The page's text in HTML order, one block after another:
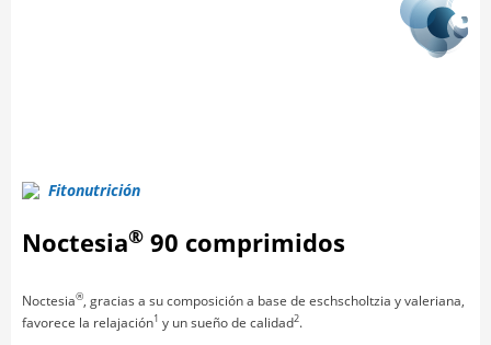
Fitonutrición
Noctesia® 90 comprimidos
Noctesia®, gracias a su composición a base de eschscholtzia y valeriana,
favorece la relajación1 y un sueño de calidad2.